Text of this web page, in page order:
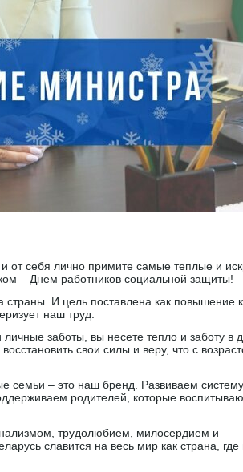
от себя лично примите самые теплые и
– Днем работников социальной защиты!
страны. И цель поставлена как повышение
наш труд.
заботы, вы несете тепло и заботу в
свои силы и веру, что с
семьи – это наш бренд. Развиваем систему
родителей, которые
трудолюбием, милосердием и
славится на весь мир как страна, где